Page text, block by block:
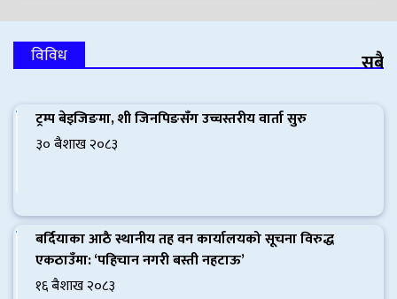
विविध सबै
ट्रम्प बेइजिङमा, शी जिनपिङसँग उच्चस्तरीय वार्ता सुरु
३० बैशाख २०८३
बर्दियाका आठै स्थानीय तह वन कार्यालयको सूचना विरुद्ध
एकठाउँमा: ‘पहिचान नगरी बस्ती नहटाऊ’
१६ बैशाख २०८३